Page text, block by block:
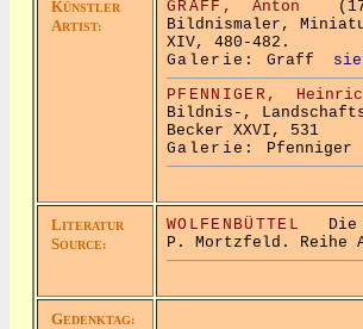
KÜNSTLER
ARTIST:
GRAFF, Anton
Bildnismaler,
XIV, 480-482.
Galerie: Graff
PFENNIGER,
Bildnis-,
Becker XXVI, 531
Galerie: Pfenniger
LITERATUR
SOURCE:
WOLFENBÜTTEL
Die
P. Mortzfeld. Reihe
GEDENKTAG: